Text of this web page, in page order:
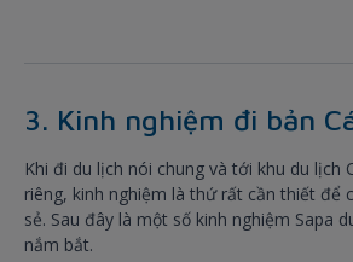
3. Kinh nghiệm đi bản
Khi đi du lịch nói chung và tới khu du lịch
riêng, kinh nghiệm là thứ rất cần thiết để
sẻ. Sau đây là một số kinh nghiệm Sapa
nắm bắt.